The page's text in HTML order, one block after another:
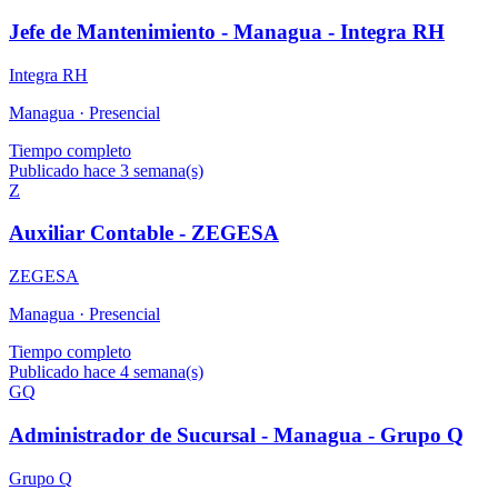
Jefe de Mantenimiento - Managua - Integra RH
Integra RH
Managua · Presencial
Tiempo completo
Publicado hace 3 semana(s)
Z
Auxiliar Contable - ZEGESA
ZEGESA
Managua · Presencial
Tiempo completo
Publicado hace 4 semana(s)
GQ
Administrador de Sucursal - Managua - Grupo Q
Grupo Q